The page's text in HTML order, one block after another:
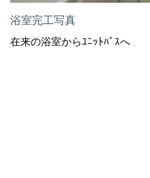
浴室完工写真
在来の浴室からﾕﾆｯﾄﾊﾞｽへ